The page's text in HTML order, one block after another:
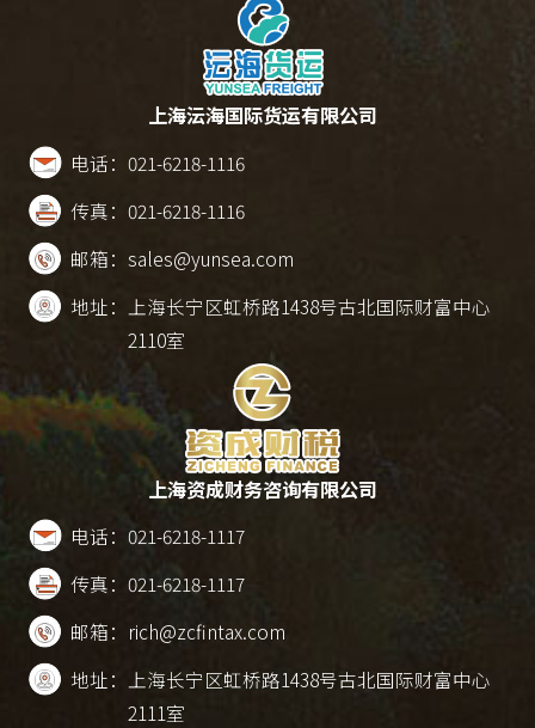
上海沄海国际货运有限公司
电话： 021-6218-1116
传真： 021-6218-1116
邮箱： sales@yunsea.com
地址：
上海长宁区虹桥路1438号古北国际财富中心
2110室
上海资成财务咨询有限公司
电话： 021-6218-1117
传真： 021-6218-1117
邮箱： rich@zcfintax.com
地址： 上海长宁区虹桥路1438号古北国际财富中心
2111室